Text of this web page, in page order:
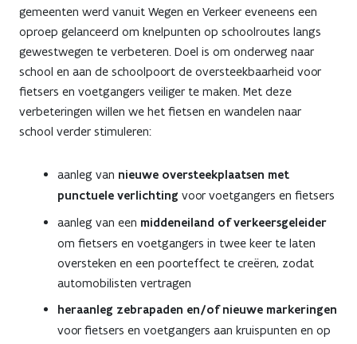
gemeenten werd vanuit Wegen en Verkeer eveneens een
oproep gelanceerd om knelpunten op schoolroutes langs
gewestwegen te verbeteren. Doel is om onderweg naar
school en aan de schoolpoort de oversteekbaarheid voor
fietsers en voetgangers veiliger te maken. Met deze
verbeteringen willen we het fietsen en wandelen naar
school verder stimuleren:
aanleg van nieuwe oversteekplaatsen met
punctuele verlichting voor voetgangers en fietsers
aanleg van een middeneiland of verkeersgeleider
om fietsers en voetgangers in twee keer te laten
oversteken en een poorteffect te creëren, zodat
automobilisten vertragen
heraanleg zebrapaden en/of nieuwe markeringen
voor fietsers en voetgangers aan kruispunten en op